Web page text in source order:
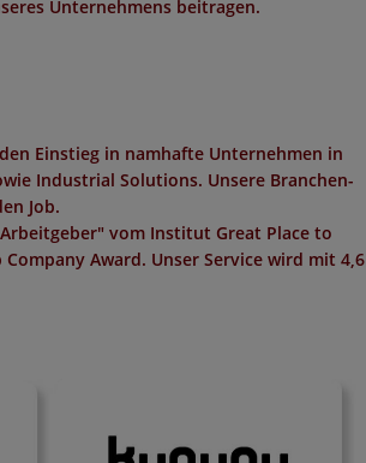
Unternehmens beitragen.
Einstieg in namhafte Unternehmen in
Industrial Solutions. Unsere Branchen-
Job.
" vom Institut Great Place to
Company Award. Unser Service wird mit 4,6